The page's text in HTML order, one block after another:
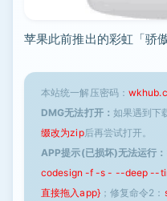
苹果此前推出的彩虹「骄
本站统一解压密码：
DMG无法打开： 如果遇到下
缀改为zip后再尝试打开。
APP提示(已损坏)无法运行：
codesign -f -s - --deep --
直接拖入app}；修复命令2：